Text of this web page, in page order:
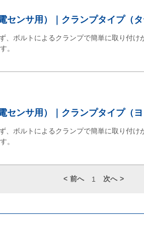
センサ用）｜クランプタイプ（
、ボルトによるクランプで簡単に取り付け
。
センサ用）｜クランプタイプ（
、ボルトによるクランプで簡単に取り付け
。
前へ 1 次へ